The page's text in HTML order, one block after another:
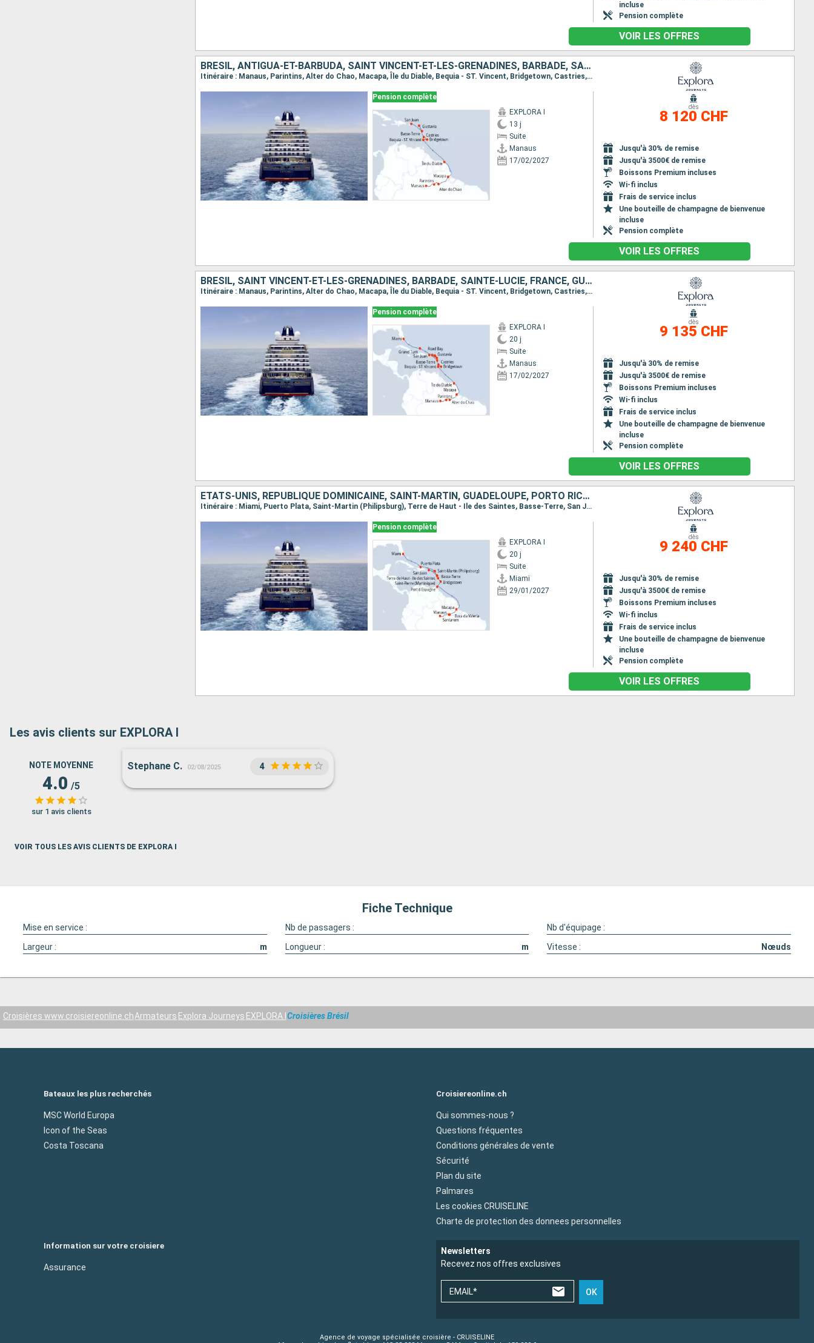
incluse
Pension complète
VOIR LES OFFRES
BRÉSIL, ANTIGUA-ET-BARBUDA, SAINT VINCENT-ET-LES-GRENADINES, BARBADE, SAINTE-LUCIE, FRANCE, GUADELOUPE, PORTO RICO
Itinéraire : Manaus, Parintins, Alter do Chao, Macapa, Île du Diable, Bequia - ST. Vincent, Bridgetown, Castries, Gustavia, Basse-Terre, San Juan
Pension complète
EXPLORA I
13 j
Suite
Manaus
17/02/2027
dès
8 120 CHF
Jusqu'à 30% de remise
Jusqu'à 3500€ de remise
Boissons Premium incluses
Wi-fi inclus
Frais de service inclus
Une bouteille de champagne de bienvenue
incluse
Pension complète
VOIR LES OFFRES
BRÉSIL, SAINT VINCENT-ET-LES-GRENADINES, BARBADE, SAINTE-LUCIE, FRANCE, GUADELOUPE, PORTO RICO, ANTIGUA-ET-BARBUDA, ANGUILLA, VIRGIN GORDA, ÎLES TURQUES-ET-CAÏQUES, ÉTATS-UNIS
Itinéraire : Manaus, Parintins, Alter do Chao, Macapa, Île du Diable, Bequia - ST. Vincent, Bridgetown, Castries, Gustavia, Basse-Terre, San Juan, Saint Johns, Road Bay, Virgin Gorda, Grand Turk, Miami
Pension complète
EXPLORA I
20 j
Suite
Manaus
17/02/2027
dès
9 135 CHF
Jusqu'à 30% de remise
Jusqu'à 3500€ de remise
Boissons Premium incluses
Wi-fi inclus
Frais de service inclus
Une bouteille de champagne de bienvenue
incluse
Pension complète
VOIR LES OFFRES
ÉTATS-UNIS, RÉPUBLIQUE DOMINICAINE, SAINT-MARTIN, GUADELOUPE, PORTO RICO, FRANCE, MARTINIQUE, BARBADE, TRINITÉ-ET-TOBAGO, BRÉSIL
Itinéraire : Miami, Puerto Plata, Saint-Martin (Philipsburg), Terre de Haut - Ile des Saintes, Basse-Terre, San Juan, Gustavia, Saint-Pierre (Martinique), Bridgetown, Port d Espagne, Macapa, Santarem, Boca da Valeria, Manaus
Pension complète
EXPLORA I
20 j
Suite
Miami
29/01/2027
dès
9 240 CHF
Jusqu'à 30% de remise
Jusqu'à 3500€ de remise
Boissons Premium incluses
Wi-fi inclus
Frais de service inclus
Une bouteille de champagne de bienvenue
incluse
Pension complète
VOIR LES OFFRES
Les avis clients sur EXPLORA I
NOTE MOYENNE
4.0 /5
sur 1 avis clients
Stephane C. 02/08/2025 4
VOIR TOUS LES AVIS CLIENTS DE EXPLORA I
Fiche Technique
Mise en service : Nb de passagers :
Nb d'équipage :
Largeur :
m Longueur : m Vitesse : Nœuds
Croisières www.croisiereonline.chArmateurs Explora Journeys EXPLORA I Croisières Brésil
Bateaux les plus recherchés
MSC World Europa
Icon of the Seas
Costa Toscana
Croisiereonline.ch
Qui sommes-nous ?
Questions fréquentes
Conditions générales de vente
Sécurité
Plan du site
Palmares
Les cookies CRUISELINE
Charte de protection des donnees personnelles
Information sur votre croisiere
Assurance
Newsletters
Recevez nos offres exclusives
EMAIL* OK
Agence de voyage spécialisée croisière - CRUISELINE